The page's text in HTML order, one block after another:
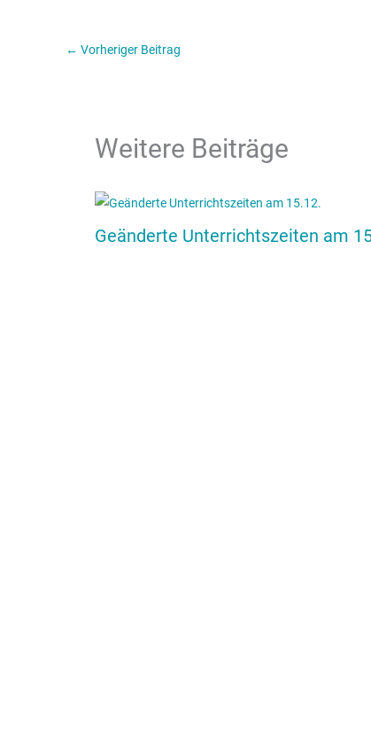
← Vorheriger Beitrag
Weitere Beiträge
Geänderte Unterrichtszeiten am